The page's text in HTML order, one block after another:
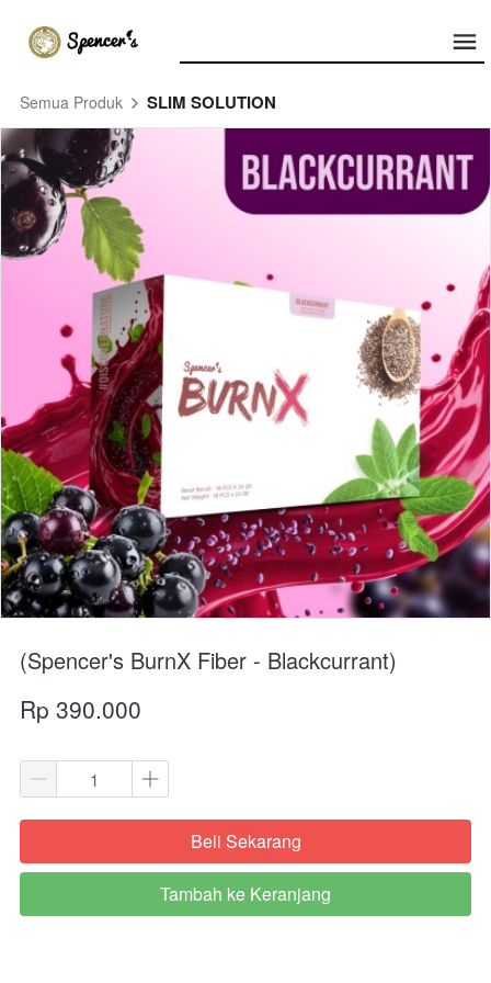
Semua Produk SLIM SOLUTION
(Spencer's BurnX Fiber - Blackcurrant)
Rp 390.000
`Beli Sekarang
`
Tambah ke Keranjang